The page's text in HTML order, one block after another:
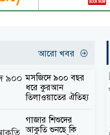
আরো খবর
মসজিদে ৯০০ বছর
ধরে কুরআন
তিলাওয়াতের ঐতিহ্য
গাজার শিশুদের
আকুতি শুনছে কি